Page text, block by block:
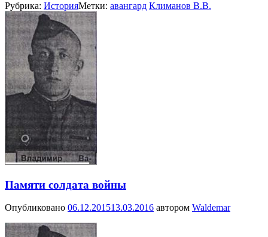
Рубрика: ИсторияМетки: авангард Климанов В.В.
Памяти солдата войны
Опубликовано 06.12.201513.03.2016 автором Waldemar